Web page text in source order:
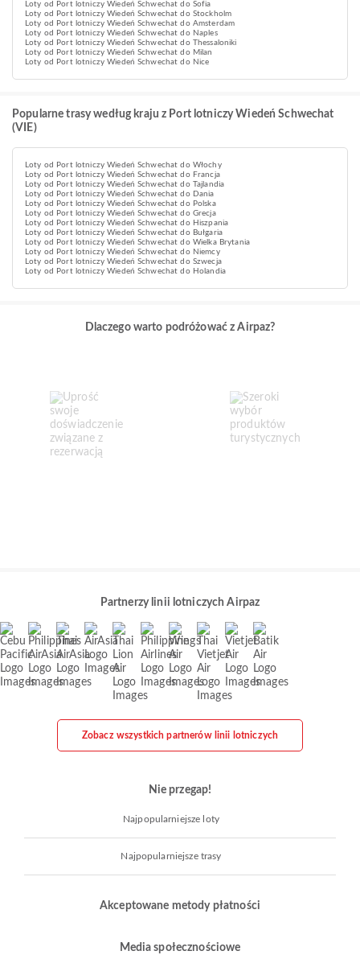
Loty od Port lotniczy Wiedeń Schwechat do Sofia
Loty od Port lotniczy Wiedeń Schwechat do Stockholm
Loty od Port lotniczy Wiedeń Schwechat do Amsterdam
Loty od Port lotniczy Wiedeń Schwechat do Naples
Loty od Port lotniczy Wiedeń Schwechat do Thessaloniki
Loty od Port lotniczy Wiedeń Schwechat do Milan
Loty od Port lotniczy Wiedeń Schwechat do Nice
Popularne trasy według kraju z Port lotniczy Wiedeń Schwechat
(VIE)
Loty od Port lotniczy Wiedeń Schwechat do Włochy
Loty od Port lotniczy Wiedeń Schwechat do Francja
Loty od Port lotniczy Wiedeń Schwechat do Tajlandia
Loty od Port lotniczy Wiedeń Schwechat do Dania
Loty od Port lotniczy Wiedeń Schwechat do Polska
Loty od Port lotniczy Wiedeń Schwechat do Grecja
Loty od Port lotniczy Wiedeń Schwechat do Hiszpania
Loty od Port lotniczy Wiedeń Schwechat do Bułgaria
Loty od Port lotniczy Wiedeń Schwechat do Wielka Brytania
Loty od Port lotniczy Wiedeń Schwechat do Niemcy
Loty od Port lotniczy Wiedeń Schwechat do Szwecja
Loty od Port lotniczy Wiedeń Schwechat do Holandia
Dlaczego warto podróżować z Airpaz?
Partnerzy linii lotniczych Airpaz
Zobacz wszystkich partnerów linii lotniczych
Nie przegap!
Najpopularniejsze loty
Najpopularniejsze trasy
Akceptowane metody płatności
Media społecznościowe